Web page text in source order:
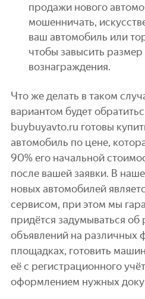
продажи нового
мошенничать,
ваш автомобиль или
чтобы завысить размер
вознаграждения.
Что же делать в таком
вариантом будет
buybuyavto.ru готовы
автомобиль по цене,
90% его начальной
после вашей заявки. В
новых автомобилей
сервисом, при этом мы
придётся задумываться
объявлений на различных
площадках, готовить
её с регистрационного
оформлением нужных